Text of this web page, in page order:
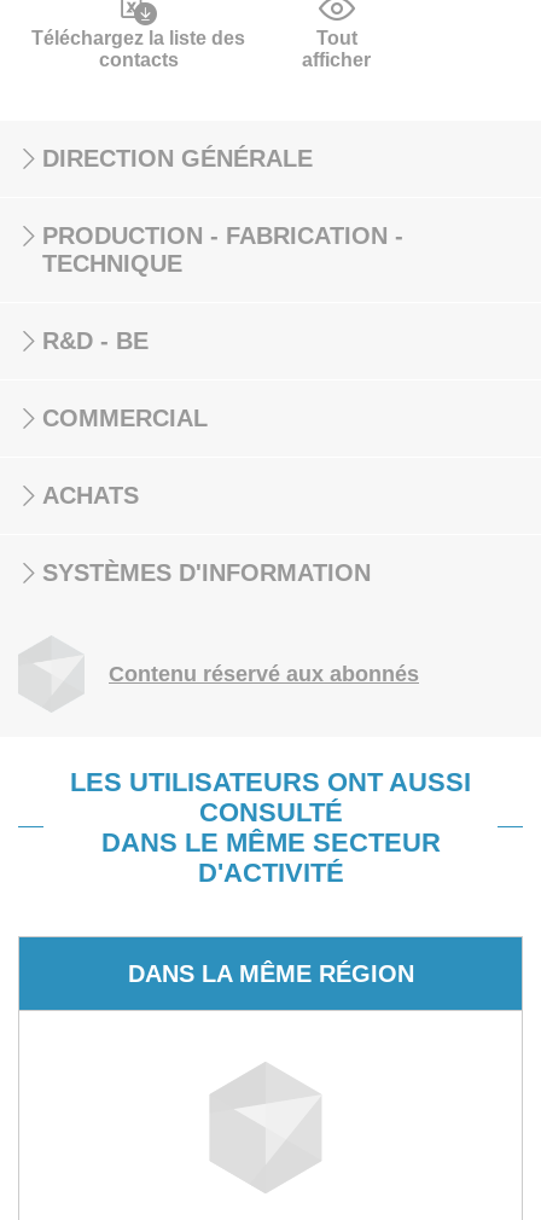
Téléchargez la liste des
contacts
Tout
afficher
DIRECTION GÉNÉRALE
PRODUCTION - FABRICATION -
TECHNIQUE
R&D - BE
COMMERCIAL
ACHATS
SYSTÈMES D'INFORMATION
Contenu réservé aux abonnés
LES UTILISATEURS ONT AUSSI
CONSULTÉ
DANS LE MÊME SECTEUR
D'ACTIVITÉ
DANS LA MÊME RÉGION